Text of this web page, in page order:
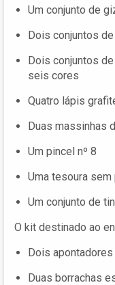
Um conjunto de
Dois conjuntos
Dois conjuntos
seis cores
Quatro lápis
Duas massinhas
Um pincel nº 8
Uma tesoura sem
Um conjunto de
O kit destinado ao
Dois
Duas borrachas